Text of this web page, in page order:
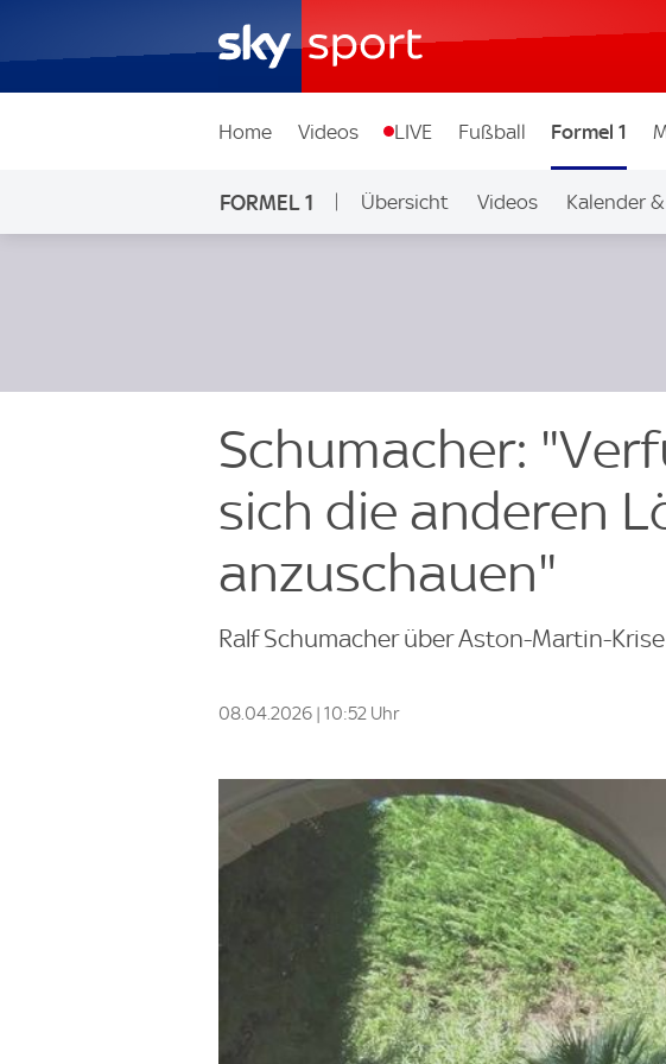
Home Videos LIVE Fußball Formel 1
FORMEL 1 Übersicht Videos Kalender
Schumacher:
sich die anderen
anzuschauen"
Ralf Schumacher über Aston-Martin-
08.04.2026 | 10:52 Uhr